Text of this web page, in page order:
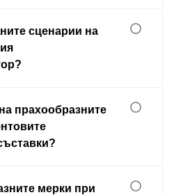
сценарии на
прахообразните
мерки при